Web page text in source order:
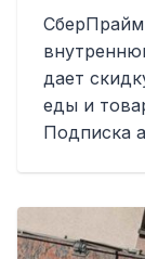
СберПрайм
дает
еды и
Подписка